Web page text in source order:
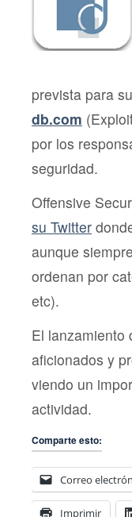
prevista para
db.com
por los
seguridad.
Offensive
su Twitter
aunque
ordenan por
etc).
El lanzamiento
aficionados y
viendo un
actividad.
Comparte esto:
Correo
Imprimir